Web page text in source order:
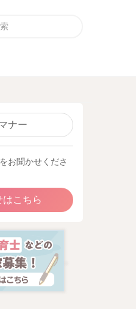
ナー
お聞かせくださ
はこちら